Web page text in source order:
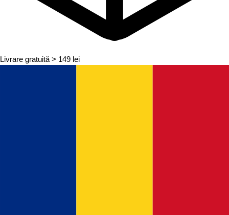
Livrare gratuită > 149 lei